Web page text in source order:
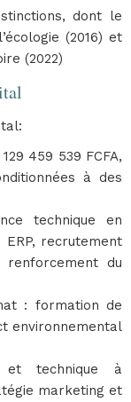
dont le
(2016) et
(2022)
459 539 FCFA,
à des
technique en
recrutement
renforcement du
: formation de
environnemental
et technique à
marketing et